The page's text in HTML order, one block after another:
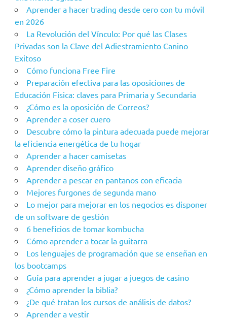
Aprender a hacer trading desde cero con tu móvil
en 2026
La Revolución del Vínculo: Por qué las Clases
Privadas son la Clave del Adiestramiento Canino
Exitoso
Cómo funciona Free Fire
Preparación efectiva para las oposiciones de
Educación Física: claves para Primaria y Secundaria
¿Cómo es la oposición de Correos?
Aprender a coser cuero
Descubre cómo la pintura adecuada puede mejorar
la eficiencia energética de tu hogar
Aprender a hacer camisetas
Aprender diseño gráfico
Aprender a pescar en pantanos con eficacia
Mejores furgones de segunda mano
Lo mejor para mejorar en los negocios es disponer
de un software de gestión
6 beneficios de tomar kombucha
Cómo aprender a tocar la guitarra
Los lenguajes de programación que se enseñan en
los bootcamps
Guía para aprender a jugar a juegos de casino
¿Cómo aprender la biblia?
¿De qué tratan los cursos de análisis de datos?
Aprender a vestir